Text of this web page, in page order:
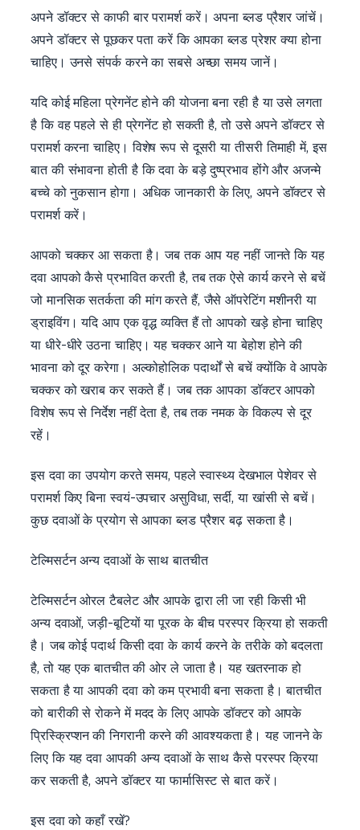
अपने डॉक्टर से काफी बार परामर्श करें। अपना ब्लड प्रैशर जांचें।
अपने डॉक्टर से पूछकर पता करें कि आपका ब्लड प्रेशर क्या होना
चाहिए। उनसे संपर्क करने का सबसे अच्छा समय जानें।
यदि कोई महिला प्रेगनेंट होने की योजना बना रही है या उसे लगता
है कि वह पहले से ही प्रेगनेंट हो सकती है, तो उसे अपने डॉक्टर से
परामर्श करना चाहिए। विशेष रूप से दूसरी या तीसरी तिमाही में, इस
बात की संभावना होती है कि दवा के बड़े दुष्प्रभाव होंगे और अजन्मे
बच्चे को नुकसान होगा। अधिक जानकारी के लिए, अपने डॉक्टर से
परामर्श करें।
आपको चक्कर आ सकता है। जब तक आप यह नहीं जानते कि यह
दवा आपको कैसे प्रभावित करती है, तब तक ऐसे कार्य करने से बचें
जो मानसिक सतर्कता की मांग करते हैं, जैसे ऑपरेटिंग मशीनरी या
ड्राइविंग। यदि आप एक वृद्ध व्यक्ति हैं तो आपको खड़े होना चाहिए
या धीरे-धीरे उठना चाहिए। यह चक्कर आने या बेहोश होने की
भावना को दूर करेगा। अल्कोहोलिक पदार्थों से बचें क्योंकि वे आपके
चक्कर को खराब कर सकते हैं। जब तक आपका डॉक्टर आपको
विशेष रूप से निर्देश नहीं देता है, तब तक नमक के विकल्प से दूर
रहें।
इस दवा का उपयोग करते समय, पहले स्वास्थ्य देखभाल पेशेवर से
परामर्श किए बिना स्वयं-उपचार असुविधा, सर्दी, या खांसी से बचें।
कुछ दवाओं के प्रयोग से आपका ब्लड प्रैशर बढ़ सकता है।
टेल्मिसर्टन अन्य दवाओं के साथ बातचीत
टेल्मिसर्टन ओरल टैबलेट और आपके द्वारा ली जा रही किसी भी
अन्य दवाओं, जड़ी-बूटियों या पूरक के बीच परस्पर क्रिया हो सकती
है। जब कोई पदार्थ किसी दवा के कार्य करने के तरीके को बदलता
है, तो यह एक बातचीत की ओर ले जाता है। यह खतरनाक हो
सकता है या आपकी दवा को कम प्रभावी बना सकता है। बातचीत
को बारीकी से रोकने में मदद के लिए आपके डॉक्टर को आपके
प्रिस्क्रिप्शन की निगरानी करने की आवश्यकता है। यह जानने के
लिए कि यह दवा आपकी अन्य दवाओं के साथ कैसे परस्पर क्रिया
कर सकती है, अपने डॉक्टर या फार्मासिस्ट से बात करें।
इस दवा को कहाँ रखें?